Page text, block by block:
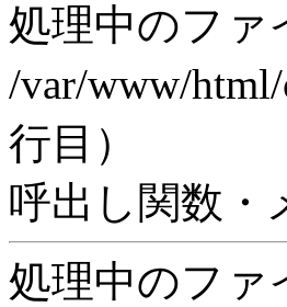
処理中のファ
/var/www/
行目）
呼出し関数・
処理中のファ